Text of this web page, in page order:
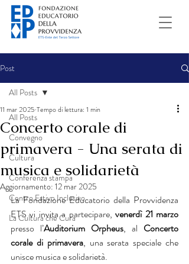
Post
All Posts
Convegno
Cultura
Conferenza stampa
Centro Estivo Inclusivo
La Cultura che Cura
All Posts
Concerto corale di
primavera - Una serata di
musica e solidarietà
11 mar 2025 Tempo di lettura: 1 min
Aggiornamento: 12 mar 2025
La Fondazione Educatorio della Provvidenza
ETS vi invita a partecipare,
presso l’Auditorium Orpheus, al Concerto
corale di primavera, una serata speciale che
unisce musica e solidarietà.